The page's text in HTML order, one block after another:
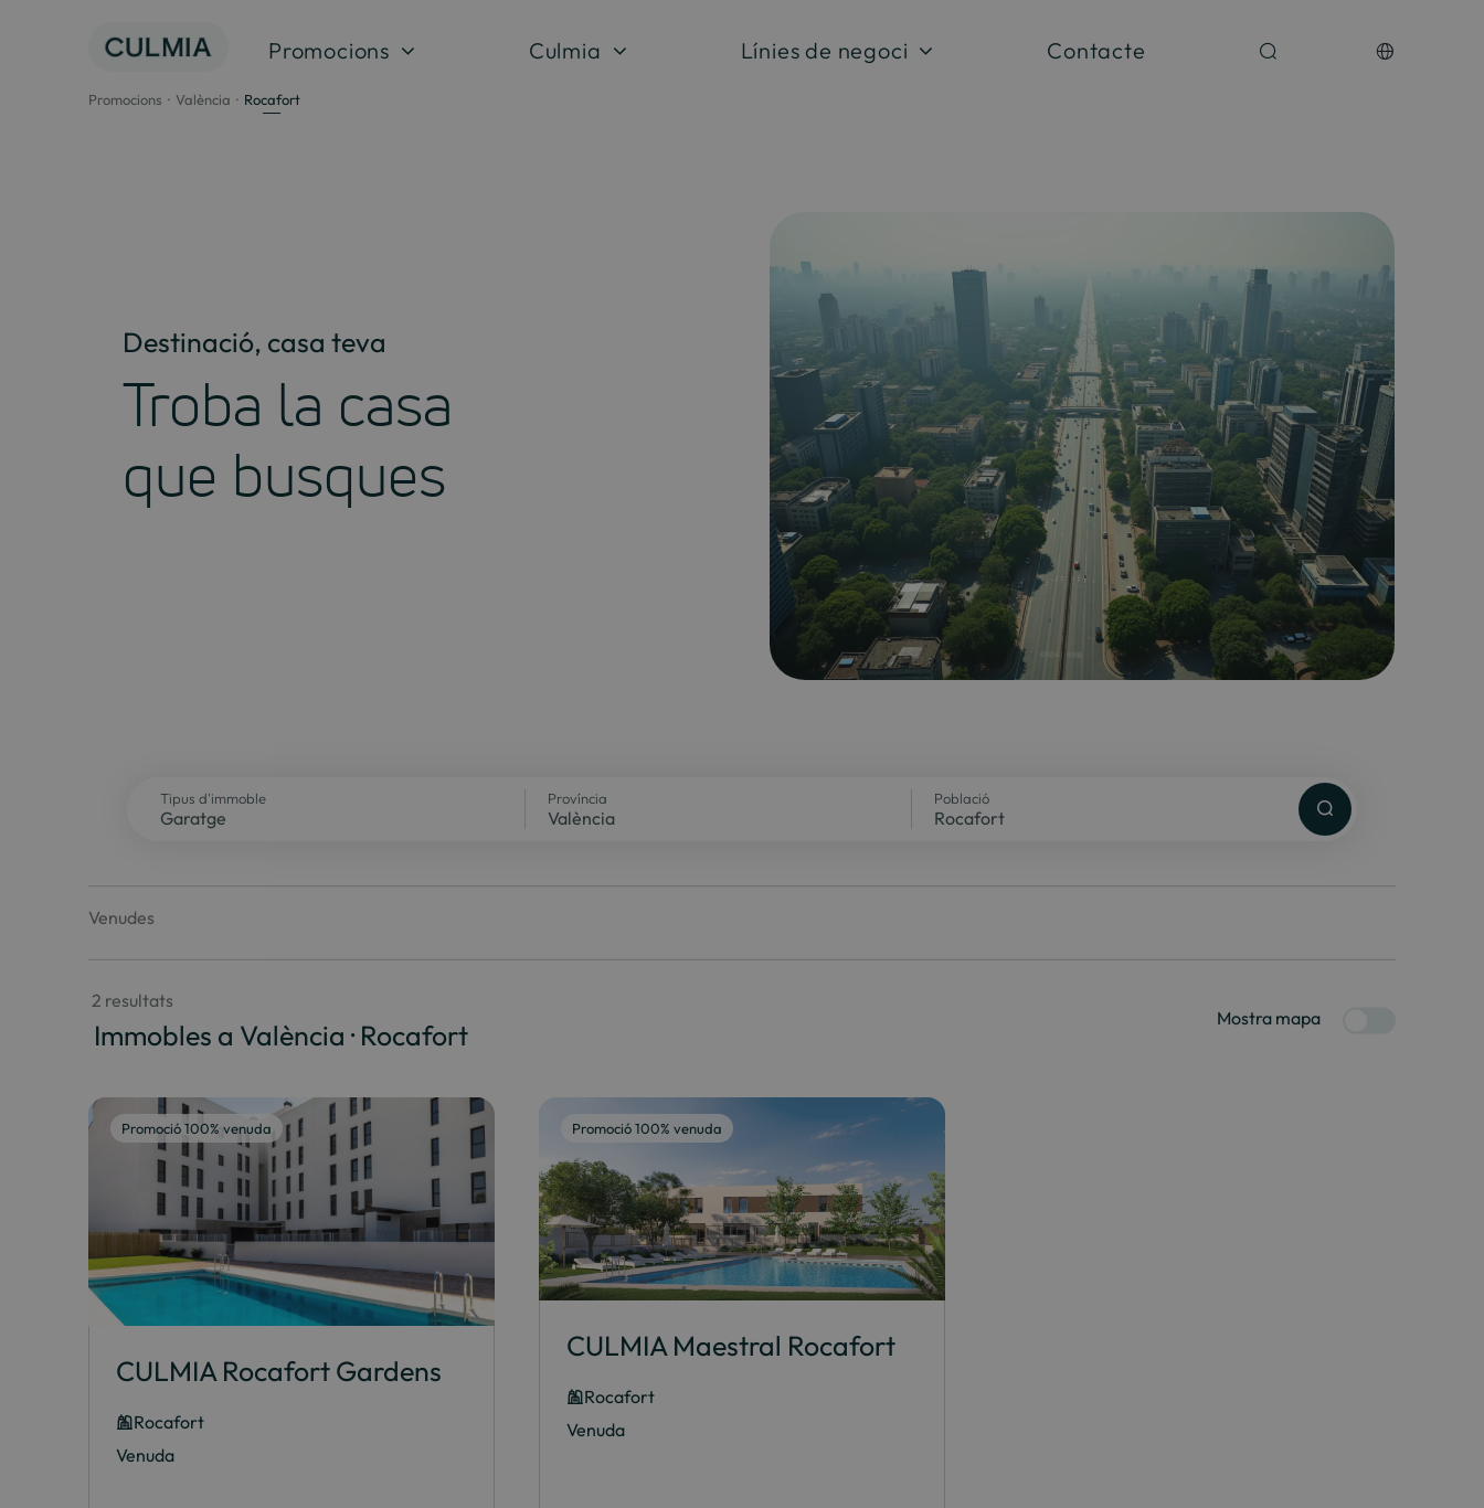
Promocions Culmia Línies de negoci Contacte
Promocions València Rocafort
Destinació, casa teva
Troba la casa
que busques
Tipus d'immoble Província Població
Venudes
2 resultats
Immobles a València · Rocafort Mostra mapa
Promoció 100% venuda
CULMIA Rocafort Gardens
Rocafort
Venuda
Promoció 100% venuda
CULMIA Maestral Rocafort
Rocafort
Venuda